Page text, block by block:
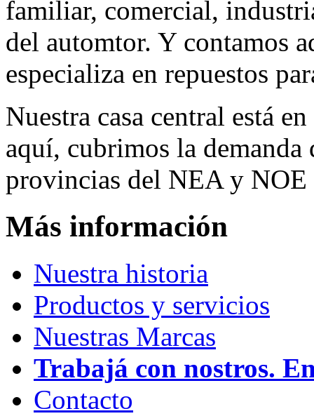
familiar, comercial,
del automtor. Y contamos
especializa en repuestos
Nuestra casa central está
aquí, cubrimos la
provincias del NEA y NOE
Más información
Nuestra historia
Productos y servicios
Nuestras Marcas
Trabajá con nostros.
Contacto